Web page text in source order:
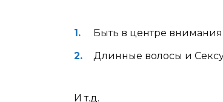
Быть в центре
Длинные волосы и
И т.д.